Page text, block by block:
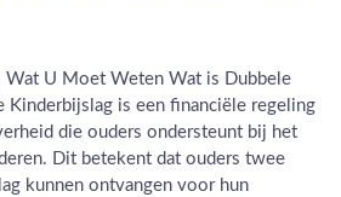
Wat U Moet Weten Wat is Dubbele
Kinderbijslag is een financiële regeling
die ouders ondersteunt bij het
Dit betekent dat ouders twee
kunnen ontvangen voor hun